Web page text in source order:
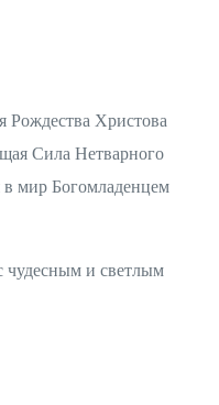
Рождества Христова
Сила Нетварного
в мир Богомладенцем
чудесным и светлым